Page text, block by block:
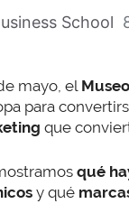
School
mayo, el
para
que
qué
y qué